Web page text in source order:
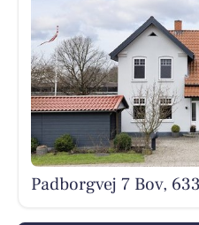
Padborgvej 7 Bov,